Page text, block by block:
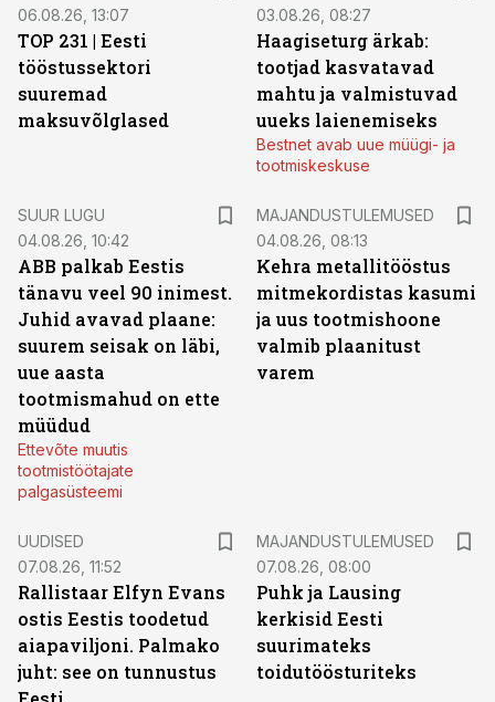
06.08.26, 13:07
TOP 231 | Eesti
tööstussektori
suuremad
maksuvõlglased
03.08.26, 08:27
Haagiseturg ärkab:
tootjad kasvatavad
mahtu ja valmistuvad
uueks laienemiseks
Bestnet avab uue müügi- ja
tootmiskeskuse
SUUR LUGU
04.08.26, 10:42
ABB palkab Eestis
tänavu veel 90 inimest.
Juhid avavad plaane:
suurem seisak on läbi,
uue aasta
tootmismahud on ette
müüdud
Ettevõte muutis
tootmistöötajate
palgasüsteemi
MAJANDUSTULEMUSED
04.08.26, 08:13
Kehra metallitööstus
mitmekordistas kasumi
ja uus tootmishoone
valmib plaanitust
varem
UUDISED
07.08.26, 11:52
Rallistaar Elfyn Evans
ostis Eestis toodetud
aiapaviljoni. Palmako
juht: see on tunnustus
MAJANDUSTULEMUSED
07.08.26, 08:00
Puhk ja Lausing
kerkisid Eesti
suurimateks
toidutöösturiteks